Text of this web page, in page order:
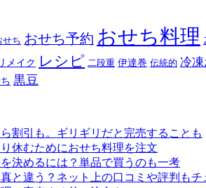
せち おせち予約 おせち料理
メイク レシピ 二段重 伊達巻 伝統的 冷凍
黒豆
割引も。ギリギリだと完売することも
休むためにおせち料理を注文
決めるには？単品で買うのも一考
と違う？ネット上の口コミや評判もチ